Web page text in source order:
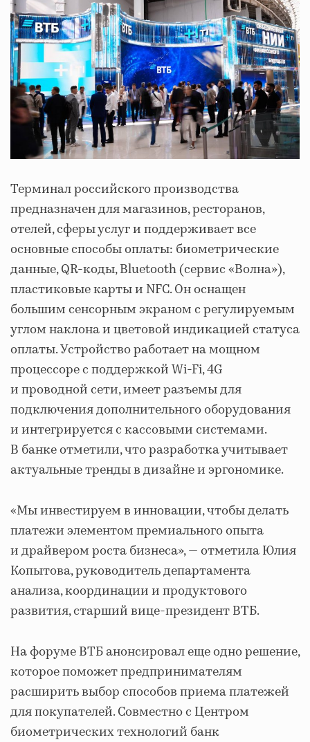
Терминал российского производства
предназначен для магазинов, ресторанов,
отелей, сферы услуг и поддерживает все
основные способы оплаты: биометрические
данные, QR-коды, Bluetooth (сервис «Волна»),
пластиковые карты и NFC. Он оснащен
большим сенсорным экраном с регулируемым
углом наклона и цветовой индикацией статуса
оплаты. Устройство работает на мощном
процессоре с поддержкой Wi-Fi, 4G
и проводной сети, имеет разъемы для
подключения дополнительного оборудования
и интегрируется с кассовыми системами.
В банке отметили, что разработка учитывает
актуальные тренды в дизайне и эргономике.
«Мы инвестируем в инновации, чтобы делать
платежи элементом премиального опыта
и драйвером роста бизнеса», — отметила Юлия
Копытова, руководитель департамента
анализа, координации и продуктового
развития, старший вице-президент ВТБ.
На форуме ВТБ анонсировал еще одно решение,
которое поможет предпринимателям
расширить выбор способов приема платежей
для покупателей. Совместно с Центром
биометрических технологий банк